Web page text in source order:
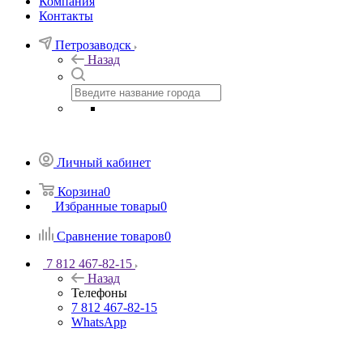
Контакты
Петрозаводск
Назад
Личный кабинет
Корзина0
Избранные товары0
Сравнение товаров0
7 812 467-82-15
Назад
Телефоны
7 812 467-82-15
WhatsApp